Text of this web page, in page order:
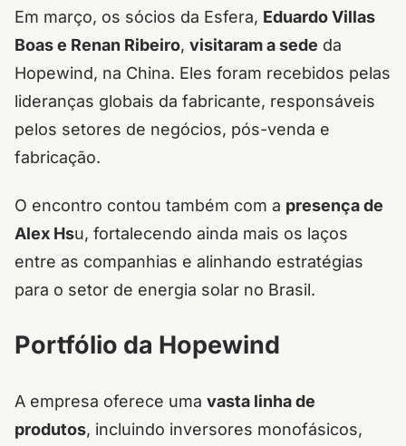
Em março, os sócios da Esfera, Eduardo Villas
Boas e Renan Ribeiro, visitaram a sede da
Hopewind, na China. Eles foram recebidos pelas
lideranças globais da fabricante, responsáveis
pelos setores de negócios, pós-venda e
fabricação.
O encontro contou também com a presença de
Alex Hsu, fortalecendo ainda mais os laços
entre as companhias e alinhando estratégias
para o setor de energia solar no Brasil.
Portfólio da Hopewind
A empresa oferece uma vasta linha de
produtos, incluindo inversores monofásicos,